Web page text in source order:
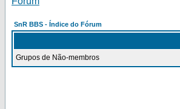
SnR BBS - Índice do Fórum
Grupos de Não-membros